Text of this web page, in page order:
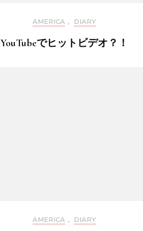
AMERICA , DIARY
YouTubeでヒットビデオ？！
AMERICA , DIARY